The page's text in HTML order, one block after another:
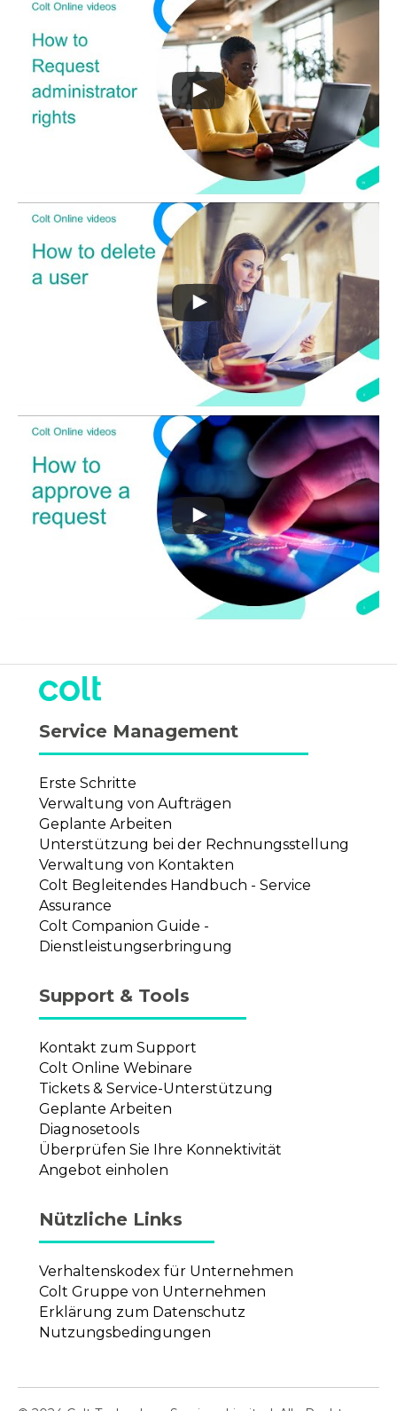
Service Management
Erste Schritte
Verwaltung von Aufträgen
Geplante Arbeiten
Unterstützung bei der Rechnungsstellung
Verwaltung von Kontakten
Colt Begleitendes Handbuch - Service
Assurance
Colt Companion Guide -
Dienstleistungserbringung
Support & Tools
Kontakt zum Support
Colt Online Webinare
Tickets & Service-Unterstützung
Geplante Arbeiten
Diagnosetools
Überprüfen Sie Ihre Konnektivität
Angebot einholen
Nützliche Links
Verhaltenskodex für Unternehmen
Colt Gruppe von Unternehmen
Erklärung zum Datenschutz
Nutzungsbedingungen